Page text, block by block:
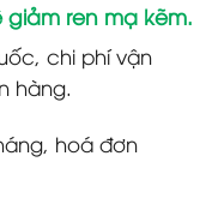
giảm ren mạ kẽm.
chi phí vận
hàng.
hoá đơn